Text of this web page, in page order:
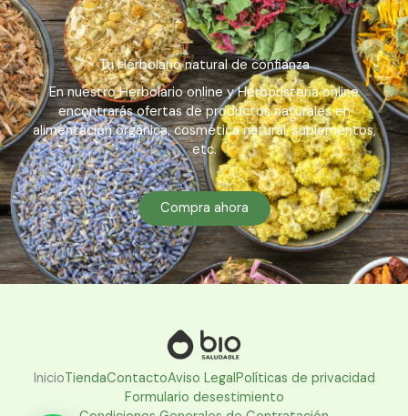
Tu Herbolario natural de confianza
En nuestro Herbolario online y Herboristería online
encontrarás ofertas de productos naturales en
alimentación orgánica, cosmética natural, suplementos,
etc.
Compra ahora
InicioTiendaContactoAviso LegalPolíticas de privacidad
Formulario desestimiento